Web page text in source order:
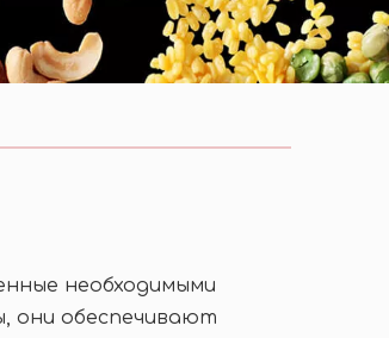
необходимыми
они обеспечивают